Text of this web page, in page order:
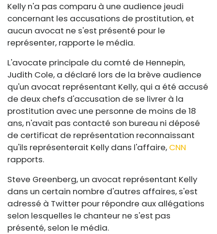
Kelly n'a pas comparu à une audience jeudi
concernant les accusations de prostitution, et
aucun avocat ne s'est présenté pour le
représenter, rapporte le média.
L'avocate principale du comté de Hennepin,
Judith Cole, a déclaré lors de la brève audience
qu'un avocat représentant Kelly, qui a été accusé
de deux chefs d'accusation de se livrer à la
prostitution avec une personne de moins de 18
ans, n'avait pas contacté son bureau ni déposé
de certificat de représentation reconnaissant
qu'ils représenterait Kelly dans l'affaire, CNN
rapports.
Steve Greenberg, un avocat représentant Kelly
dans un certain nombre d'autres affaires, s'est
adressé à Twitter pour répondre aux allégations
selon lesquelles le chanteur ne s'est pas
présenté, selon le média.